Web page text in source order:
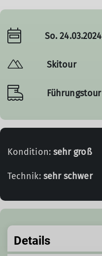
So. 24.03.2024
Skitour
Führungstour
Kondition: sehr groß
Technik: sehr schwer
Details